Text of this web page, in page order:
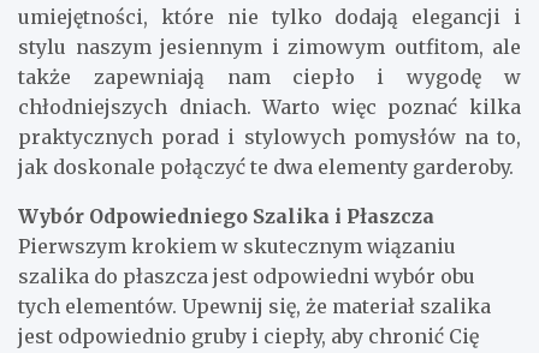
umiejętności, które nie tylko dodają elegancji i
stylu naszym jesiennym i zimowym outfitom, ale
także zapewniają nam ciepło i wygodę w
chłodniejszych dniach. Warto więc poznać kilka
praktycznych porad i stylowych pomysłów na to,
jak doskonale połączyć te dwa elementy garderoby.
Wybór Odpowiedniego Szalika i Płaszcza
Pierwszym krokiem w skutecznym wiązaniu
szalika do płaszcza jest odpowiedni wybór obu
tych elementów. Upewnij się, że materiał szalika
jest odpowiednio gruby i ciepły, aby chronić Cię